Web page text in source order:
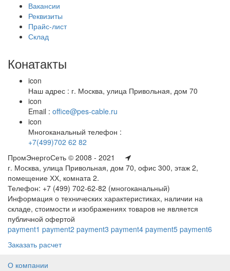
Вакансии
Реквизиты
Прайс-лист
Склад
Конатакты
icon
Наш адрес : г. Москва, улица Привольная, дом 70
icon
Email : office@pes-cable.ru
icon
Многоканальный телефон :
+7(499)702 62 82
ПромЭнергоСеть © 2008 - 2021
г. Москва, улица Привольная, дом 70, офис 300, этаж 2,
помещение ХХ, комната 2.
Телефон: +7 (499) 702-62-82 (многоканальный)
Информация о технических характеристиках, наличии на
складе, стоимости и изображениях товаров не является
публичной офертой
payment1 payment2 payment3 payment4 payment5 payment6
Заказать расчет
О компании